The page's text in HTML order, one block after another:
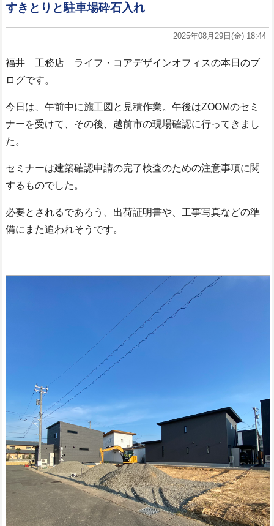
すきとりと駐車場砕石入れ
2025年08月29日(金) 18:44
福井 工務店 ライフ・コアデザインオフィスの本日のブ
ログです。
今日は、午前中に施工図と見積作業。午後はZOOMのセミ
ナーを受けて、その後、越前市の現場確認に行ってきまし
た。
セミナーは建築確認申請の完了検査のための注意事項に関
するものでした。
必要とされるであろう、出荷証明書や、工事写真などの準
備にまた追われそうです。